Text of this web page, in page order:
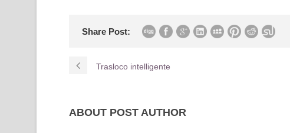
Share Post:
Trasloco intelligente
ABOUT POST AUTHOR